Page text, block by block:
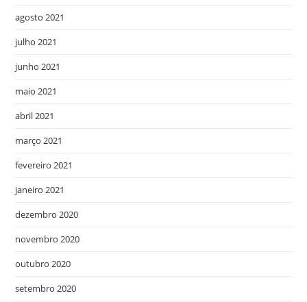
agosto 2021
julho 2021
junho 2021
maio 2021
abril 2021
março 2021
fevereiro 2021
janeiro 2021
dezembro 2020
novembro 2020
outubro 2020
setembro 2020